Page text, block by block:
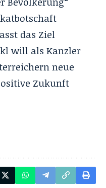
das Ziel
will als Kanzler
neue
Zukunft